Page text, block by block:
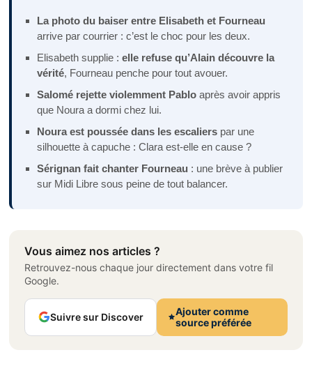
La photo du baiser entre Elisabeth et Fourneau
arrive par courrier : c’est le choc pour les deux.
Elisabeth supplie :elle refuse qu’Alain découvre la
vérité, Fourneau penche pour tout avouer.
Salomé rejette violemment Pablo après avoir appris
que Noura a dormi chez lui.
Noura est poussée dans les escaliers par une
silhouette à capuche : Clara est-elle en cause ?
Sérignan fait chanter Fourneau : une brève à publier
sur Midi Libre sous peine de tout balancer.
Vous aimez nos articles ?
Retrouvez-nous chaque jour directement dans votre fil
Google.
Suivre sur Discover
Ajouter comme
source préférée